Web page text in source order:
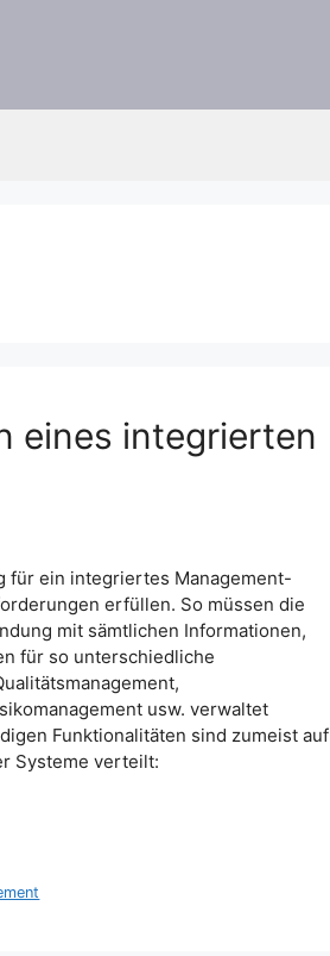
eines integrierten
für ein integriertes Management-
erfüllen. So müssen die
mit sämtlichen Informationen,
für so unterschiedliche
usw. verwaltet
Funktionalitäten sind zumeist auf
Systeme verteilt: